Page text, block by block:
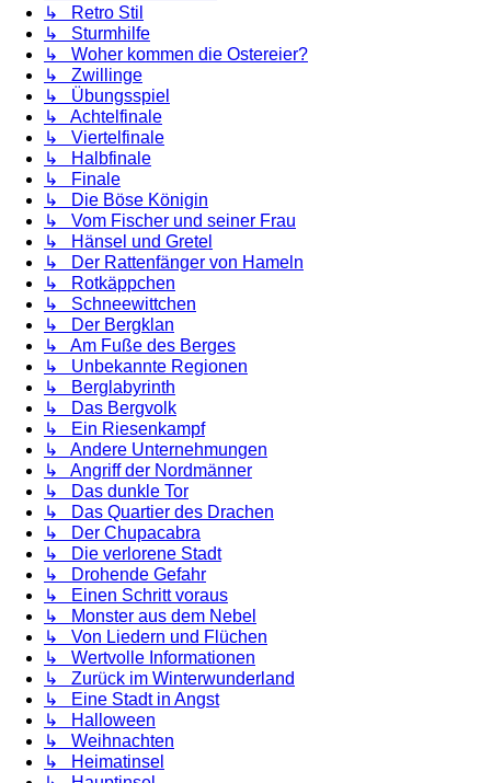
↳ Retro Stil
↳ Sturmhilfe
↳ Woher kommen die Ostereier?
↳ Zwillinge
↳ Übungsspiel
↳ Achtelfinale
↳ Viertelfinale
↳ Halbfinale
↳ Finale
↳ Die Böse Königin
↳ Vom Fischer und seiner Frau
↳ Hänsel und Gretel
↳ Der Rattenfänger von Hameln
↳ Rotkäppchen
↳ Schneewittchen
↳ Der Bergklan
↳ Am Fuße des Berges
↳ Unbekannte Regionen
↳ Berglabyrinth
↳ Das Bergvolk
↳ Ein Riesenkampf
↳ Andere Unternehmungen
↳ Angriff der Nordmänner
↳ Das dunkle Tor
↳ Das Quartier des Drachen
↳ Der Chupacabra
↳ Die verlorene Stadt
↳ Drohende Gefahr
↳ Einen Schritt voraus
↳ Monster aus dem Nebel
↳ Von Liedern und Flüchen
↳ Wertvolle Informationen
↳ Zurück im Winterwunderland
↳ Eine Stadt in Angst
↳ Halloween
↳ Weihnachten
↳ Heimatinsel